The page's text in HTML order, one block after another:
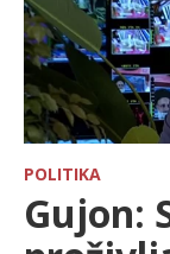
ZADRUGA
SHOWBIZ
HRONIKA
FARMERI
POLITIKA
Gujon: